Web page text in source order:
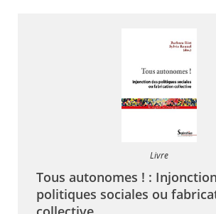
Livre
Tous autonomes ! :
politiques sociales ou